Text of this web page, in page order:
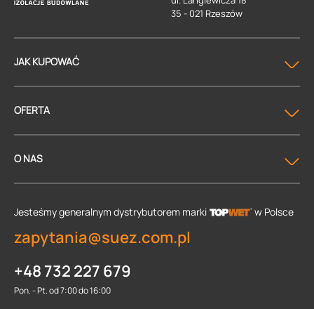
35 - 021 Rzeszów
JAK KUPOWAĆ
OFERTA
O NAS
Jesteśmy generalnym dystrybutorem marki w Polsce
zapytania@suez.com.pl
+48 732 227 679
Pon. - Pt. od 7:00 do 16:00